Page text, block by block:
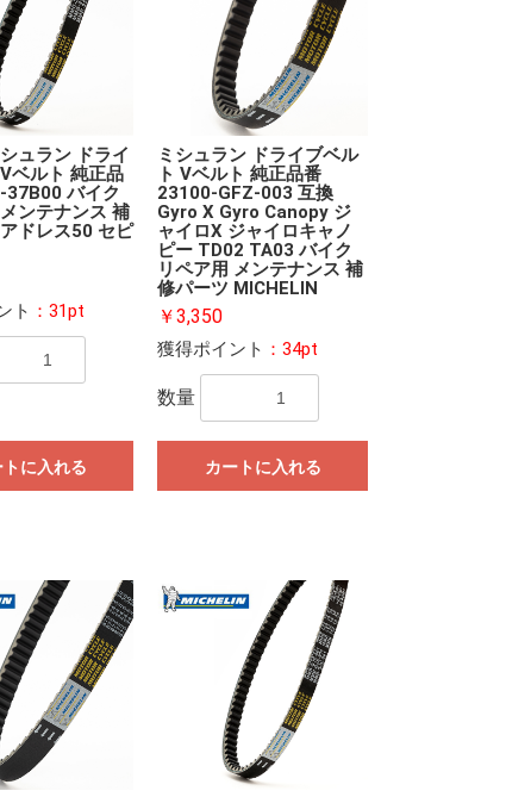
ュラン ドライ
ベルト 純正品
バイク
ンテナンス 補
ドレス50 セピ
ト ：31pt
トに入れる
ミシュラン ドライブベル
ト Vベルト 純正品番
23100-GFZ-003 互換
Gyro X Gyro Canopy ジ
ャイロX ジャイロキャノ
ピー TD02 TA03 バイク
リペア用 メンテナンス 補
修パーツ MICHELIN
￥3,350
獲得ポイント ：34pt
数量
カートに入れる